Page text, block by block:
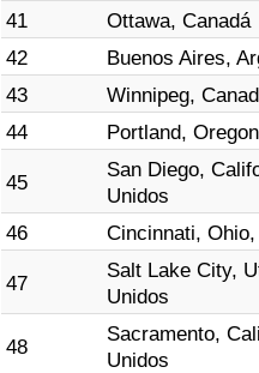
41 Ottawa, Canadá
42
Buenos Aires,
43
Winnipeg,
44
Portland,
45
San Diego,
Unidos
46 Cincinnati,
47
Salt Lake City,
Unidos
48
Sacramento,
Unidos